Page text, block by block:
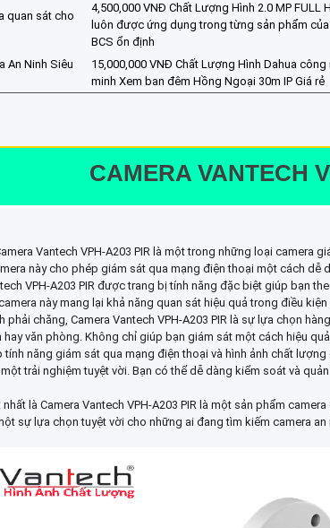
quan sát cho
4,500,000 VNĐ Chất Lượng Hình 2.0 MP
luôn được ứng dụng trong từng sản phẩm
BCS ổn định
An Ninh Siêu
15,000,000 VNĐ Chất Lượng Hình Dahua
minh Xem ban đêm Hồng Ngoại 30m IP Giá rẻ
CAMERA VANTECH
Vantech VPH-A203 PIR là một trong những loại camera
này cho phép giám sát qua mạng điện thoại một cách
VPH-A203 PIR được trang bị tính năng đặc biệt giúp bạn
này mang lại khả năng quan sát hiệu quả trong điều kiện
phải chăng, Camera Vantech VPH-A203 PIR là sự lựa chọn
hay văn phòng. Không chỉ giúp bạn giám sát một cách hiệu
tính năng giám sát qua mạng điện thoại và hình ảnh chất lượng
trải nghiệm tuyệt vời. Bạn có thể dễ dàng kiểm soát và
là Camera Vantech VPH-A203 PIR là một sản phẩm
sự lựa chọn tuyệt vời cho những ai đang tìm kiếm camera